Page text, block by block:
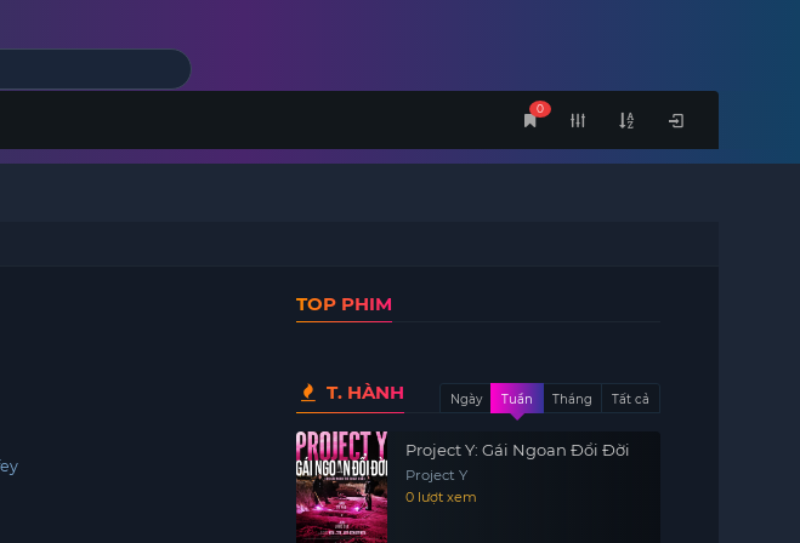
0
TOP PHIM
T. HÀNH Ngày Tuần Tháng Tất cả
Project Y: Gái Ngoan Đổi Đời
Project Y
0 lượt xem